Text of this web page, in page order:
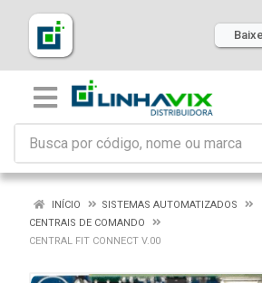
INÍCIO
SISTEMAS AUTOMATIZADOS
CENTRAIS DE COMANDO
CENTRAL FIT CONNECT V.00